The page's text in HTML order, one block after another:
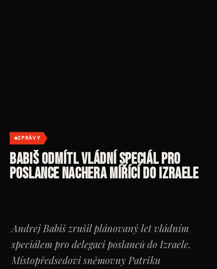
ZPRÁVY
Babiš odmítl vládní speciál pro
poslance Nachera mířící do Izraele
Andrej Babiš zrušil plánovaný let vládním
speciálem pro delegaci poslanců do Izraele.
Místopředsedovi sněmovny Patriku